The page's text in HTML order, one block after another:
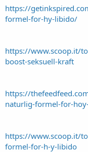
https://
formel-for-hy-libido/
https://www.scoop.it/
boost-seksuell-kraft
https://
naturlig-formel-for-
https://www.scoop.it/
formel-for-h-y-libido